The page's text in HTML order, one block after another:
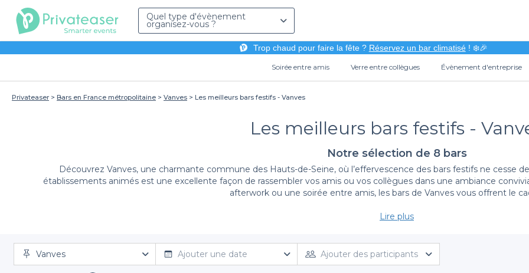
Quel type d'évènement
organisez-vous ?
Trop chaud pour faire la fête ? Réservez un bar climatisé! ❄️🎉
Soirée entre amis Verre entre collègues Évènement d'entreprise
Privateaser Bars en France métropolitaine Vanves Les meilleurs bars festifs - Vanves
Les meilleurs bars festifs -
Notre sélection de 8 bars
Découvrez Vanves, une charmante commune des Hauts-de-Seine, où l’effervescence des bars festifs ne cesse
établissements animés est une excellente façon de rassembler vos amis ou vos collègues dans une ambiance
afterwork ou une soirée entre amis, les bars de Vanves vous offrent le
En choisissant Privateaser pour organiser votre événement, vous bénéficiez d'une expérience de réservation fluide
gamme de bars festifs
à Vanves, adaptés à toutes les occasions. Que vous recherchiez un lieu avec une
d’un verre, vous trouverez facilement l’établissement qui correspond à
Lire plus
Vanves Ajouter une date Ajouter des participants